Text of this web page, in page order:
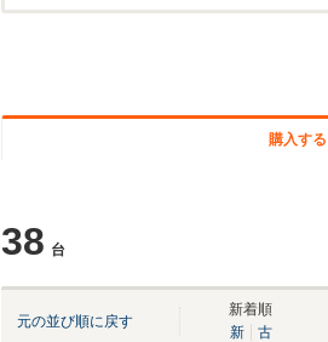
購入する
38 台
元の並び順に戻す
新着順
新
古